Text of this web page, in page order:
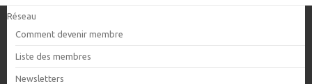
Réseau
Comment devenir membre
Liste des membres
Newsletters